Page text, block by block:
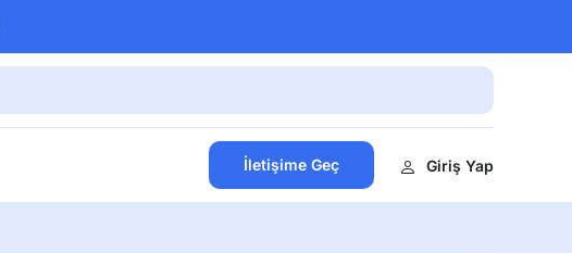
İletişime Geç Giriş Yap